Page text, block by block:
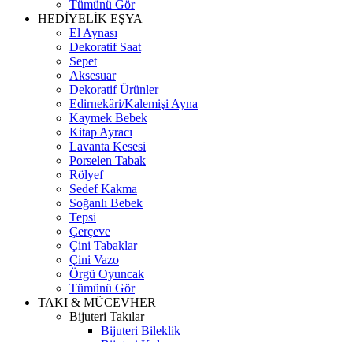
Tümünü Gör
HEDİYELİK EŞYA
El Aynası
Dekoratif Saat
Sepet
Aksesuar
Dekoratif Ürünler
Edirnekâri/Kalemişi Ayna
Kaymek Bebek
Kitap Ayracı
Lavanta Kesesi
Porselen Tabak
Rölyef
Sedef Kakma
Soğanlı Bebek
Tepsi
Çerçeve
Çini Tabaklar
Çini Vazo
Örgü Oyuncak
Tümünü Gör
TAKI & MÜCEVHER
Bijuteri Takılar
Bijuteri Bileklik